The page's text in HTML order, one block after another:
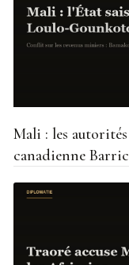
Mali : les
canadienne